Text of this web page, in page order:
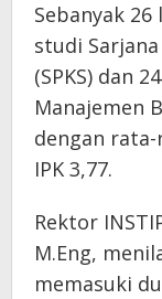
Sebanyak
studi
(SPKS) dan
Manajemen
dengan
IPK 3,77.
Rektor
M.Eng,
memasuki